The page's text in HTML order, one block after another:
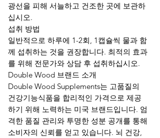
광선을 피해 서늘하고 건조한 곳에 보관하
십시오.
섭취 방법
일반적으로 하루에 1-2회, 1캡슐씩 물과 함
께 섭취하는 것을 권장합니다. 최적의 효과
를 위해 전문가와 상담 후 섭취하십시오.
Double Wood 브랜드 소개
Double Wood Supplements는 고품질의
건강기능식품을 합리적인 가격으로 제공
하기 위해 노력하는 미국 브랜드입니다. 엄
격한 품질 관리와 투명한 성분 공개를 통해
소비자의 신뢰를 얻고 있습니다. 뇌 건강,